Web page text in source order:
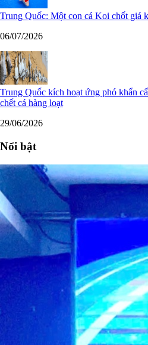
Trung Quốc: Một con cá Koi chốt giá
06/07/2026
Trung Quốc kích hoạt ứng phó khẩn
chết cá hàng loạt
29/06/2026
Nổi bật